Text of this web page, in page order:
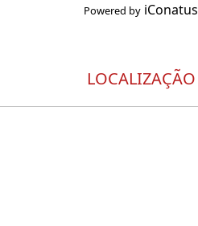
Powered by iConatus
LOCALIZAÇÃO